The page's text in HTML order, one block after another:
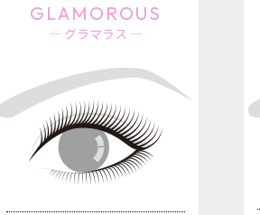
GLAMOROUS
― グラマラス ―